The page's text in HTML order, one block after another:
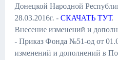
Донецкой Народной
28.03.2016г. - СКАЧАТЬ ТУТ.
Внесение изменений и
- Приказ Фонда №51-од от
изменений и дополнений в